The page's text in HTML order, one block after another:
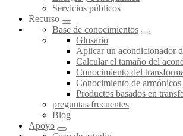
Servicios públicos
Recurso
Base de conocimientos
Glosario
Aplicar un acondicionador
Calcular el tamaño del
Conocimiento del
Conocimiento de armónicos
Productos basados en
preguntas frecuentes
Blog
Apoyo